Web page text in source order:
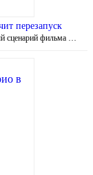
перезапуск
сценарий фильма …